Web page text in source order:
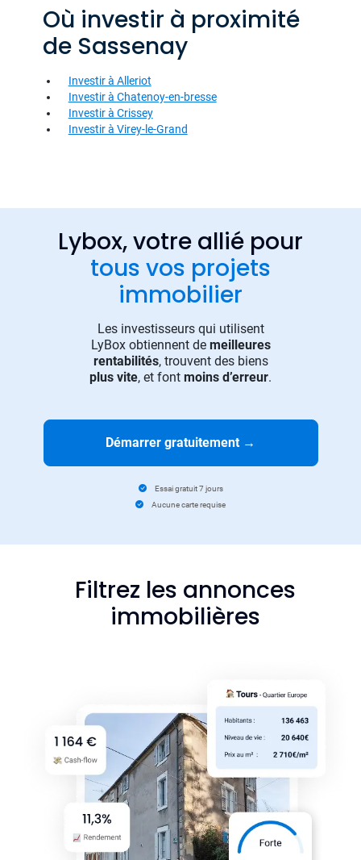
Où investir à proximité
de Sassenay
Investir à Alleriot
Investir à Chatenoy-en-bresse
Investir à Crissey
Investir à Virey-le-Grand
Lybox, votre allié pour
tous vos projets
immobilier
Les investisseurs qui utilisent
LyBox obtiennent de meilleures
rentabilités, trouvent des biens
plus vite, et font moins d’erreur.
Démarrer gratuitement →
Essai gratuit 7 jours
Aucune carte requise
Filtrez les annonces
immobilières